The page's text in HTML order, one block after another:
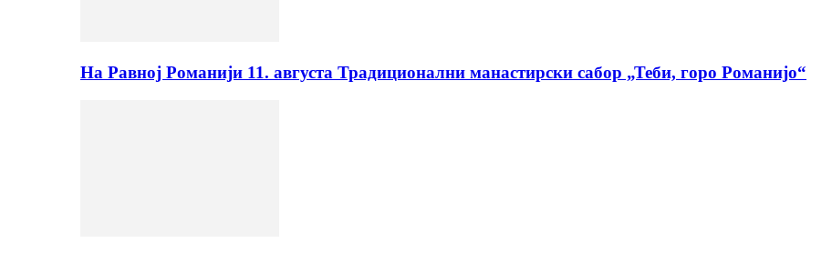
На Равној Романији 11. августа Традиционални манастирски сабор „Теби, горо Романијо“